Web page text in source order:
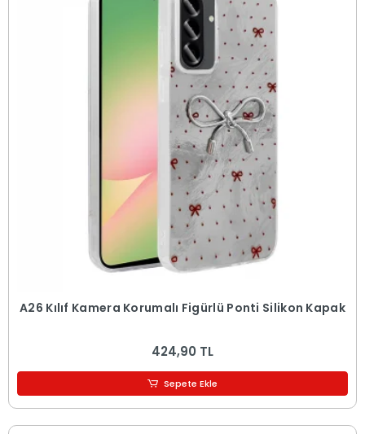
A26 Kılıf Kamera Korumalı Figürlü Ponti Silikon Kapak
424,90 TL
Sepete Ekle